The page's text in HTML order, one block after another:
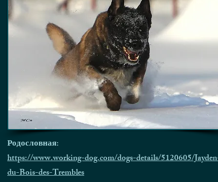
Родословная:
https://www.working-dog.com/dogs-details/5120605/
du-Bois-des-Trembles